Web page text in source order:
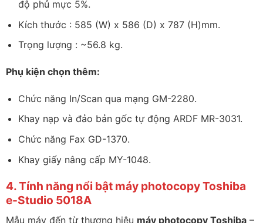
độ phủ mực 5%.
Kích thước : 585 (W) x 586 (D) x 787 (H)mm.
Trọng lượng : ~56.8 kg.
Phụ kiện chọn thêm:
Chức năng In/Scan qua mạng GM-2280.
Khay nạp và đảo bản gốc tự động ARDF MR-3031.
Chức năng Fax GD-1370.
Khay giấy nâng cấp MY-1048.
4. Tính năng nổi bật máy photocopy Toshiba
e-Studio 5018A
Mẫu máy đến từ thương hiệu máy photocopy Toshiba –